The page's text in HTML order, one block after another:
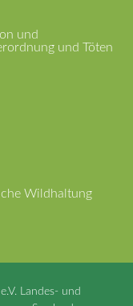
und
und Töten
Landes- und